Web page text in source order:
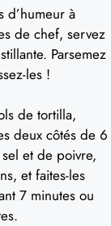
d’humeur à
de chef, servez
Parsemez
les !
de tortilla,
deux côtés de 6
et de poivre,
et faites-les
7 minutes ou